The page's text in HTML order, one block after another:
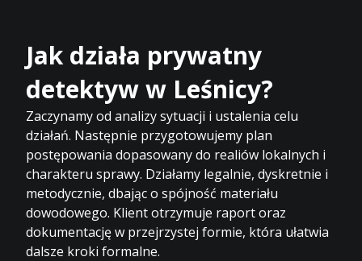
Jak działa prywatny
detektyw w Leśnicy?
Zaczynamy od analizy sytuacji i ustalenia celu
działań. Następnie przygotowujemy plan
postępowania dopasowany do realiów lokalnych i
charakteru sprawy. Działamy legalnie, dyskretnie i
metodycznie, dbając o spójność materiału
dowodowego. Klient otrzymuje raport oraz
dokumentację w przejrzystej formie, która ułatwia
dalsze kroki formalne.